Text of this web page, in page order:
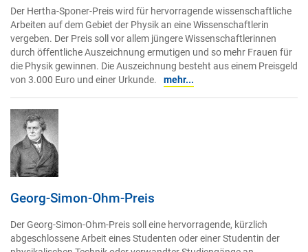
Der Hertha-Sponer-Preis wird für hervorragende wissenschaftliche
Arbeiten auf dem Gebiet der Physik an eine Wissenschaftlerin
vergeben. Der Preis soll vor allem jüngere Wissenschaftlerinnen
durch öffentliche Auszeichnung ermutigen und so mehr Frauen für
die Physik gewinnen. Die Auszeichnung besteht aus einem Preisgeld
von 3.000 Euro und einer Urkunde.
mehr...
Georg-Simon-Ohm-Preis
Der Georg-Simon-Ohm-Preis soll eine hervorragende, kürzlich
abgeschlossene Arbeit eines Studenten oder einer Studentin der